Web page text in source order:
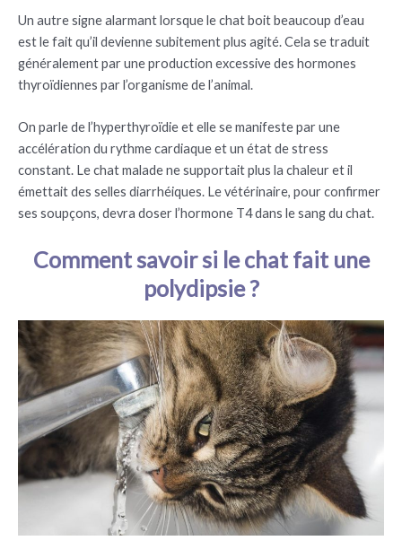
Un autre signe alarmant lorsque le chat boit beaucoup d’eau
est le fait qu’il devienne subitement plus agité. Cela se traduit
généralement par une production excessive des hormones
thyroïdiennes par l’organisme de l’animal.
On parle de l’hyperthyroïdie et elle se manifeste par une
accélération du rythme cardiaque et un état de stress
constant. Le chat malade ne supportait plus la chaleur et il
émettait des selles diarrhéiques. Le vétérinaire, pour confirmer
ses soupçons, devra doser l’hormone T4 dans le sang du chat.
Comment savoir si le chat fait une
polydipsie ?